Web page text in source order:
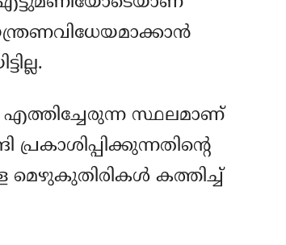
സ്ഥലമാണ്
മെഴുകുതിരികള്‍ കത്തിച്ച്